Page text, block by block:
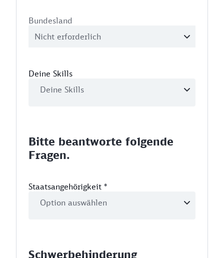
Bundesland
Deine Skills
Bitte beantworte folgende
Fragen.
Staatsangehörigkeit *
Schwerbehinderung